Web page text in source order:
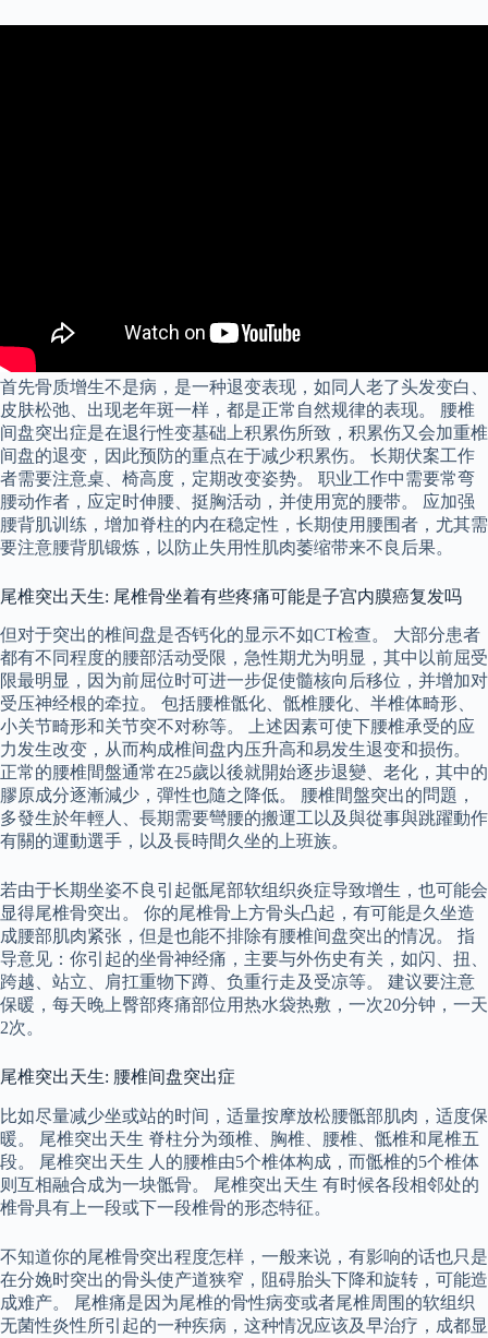
首先骨质增生不是病，是一种退变表现，如同人老了头发变白、
皮肤松弛、出现老年斑一样，都是正常自然规律的表现。 腰椎
间盘突出症是在退行性变基础上积累伤所致，积累伤又会加重椎
间盘的退变，因此预防的重点在于减少积累伤。 长期伏案工作
者需要注意桌、椅高度，定期改变姿势。 职业工作中需要常弯
腰动作者，应定时伸腰、挺胸活动，并使用宽的腰带。 应加强
腰背肌训练，增加脊柱的内在稳定性，长期使用腰围者，尤其需
要注意腰背肌锻炼，以防止失用性肌肉萎缩带来不良后果。
尾椎突出天生: 尾椎骨坐着有些疼痛可能是子宫内膜癌复发吗
但对于突出的椎间盘是否钙化的显示不如CT检查。 大部分患者
都有不同程度的腰部活动受限，急性期尤为明显，其中以前屈受
限最明显，因为前屈位时可进一步促使髓核向后移位，并增加对
受压神经根的牵拉。 包括腰椎骶化、骶椎腰化、半椎体畸形、
小关节畸形和关节突不对称等。 上述因素可使下腰椎承受的应
力发生改变，从而构成椎间盘内压升高和易发生退变和损伤。
正常的腰椎間盤通常在25歲以後就開始逐步退變、老化，其中的
膠原成分逐漸減少，彈性也隨之降低。 腰椎間盤突出的問題，
多發生於年輕人、長期需要彎腰的搬運工以及與從事與跳躍動作
有關的運動選手，以及長時間久坐的上班族。
若由于长期坐姿不良引起骶尾部软组织炎症导致增生，也可能会
显得尾椎骨突出。 你的尾椎骨上方骨头凸起，有可能是久坐造
成腰部肌肉紧张，但是也能不排除有腰椎间盘突出的情况。 指
导意见：你引起的坐骨神经痛，主要与外伤史有关，如闪、扭、
跨越、站立、肩扛重物下蹲、负重行走及受凉等。 建议要注意
保暖，每天晚上臀部疼痛部位用热水袋热敷，一次20分钟，一天
2次。
尾椎突出天生: 腰椎间盘突出症
比如尽量减少坐或站的时间，适量按摩放松腰骶部肌肉，适度保
暖。 尾椎突出天生 脊柱分为颈椎、胸椎、腰椎、骶椎和尾椎五
段。 尾椎突出天生 人的腰椎由5个椎体构成，而骶椎的5个椎体
则互相融合成为一块骶骨。 尾椎突出天生 有时候各段相邻处的
椎骨具有上一段或下一段椎骨的形态特征。
不知道你的尾椎骨突出程度怎样，一般来说，有影响的话也只是
在分娩时突出的骨头使产道狭窄，阻碍胎头下降和旋转，可能造
成难产。 尾椎痛是因为尾椎的骨性病变或者尾椎周围的软组织
无菌性炎性所引起的一种疾病，这种情况应该及早治疗，成都显